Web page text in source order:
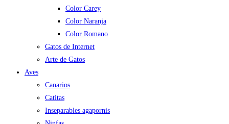
Color Carey
Color Naranja
Color Romano
Gatos de Internet
Arte de Gatos
Aves
Canarios
Catitas
Inseparables agapornis